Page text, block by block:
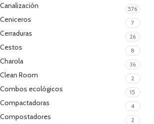
Canalización 576
Ceniceros 7
Cerraduras 26
Cestos 8
Charola 36
Clean Room 2
Combos ecológicos 15
Compactadoras 4
Compostadores 2